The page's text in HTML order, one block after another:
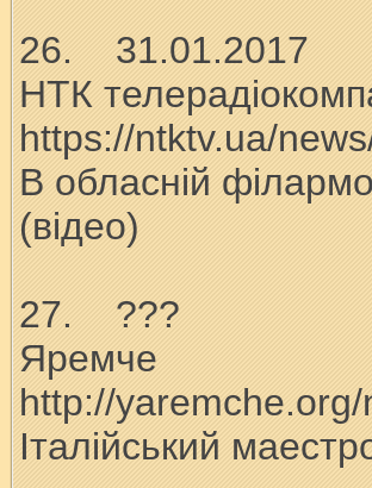
26. 31.01.2017
НТК
https://ntktv.ua/
В обласній
(відео)
27. ???
Яремче
http://
Італійський